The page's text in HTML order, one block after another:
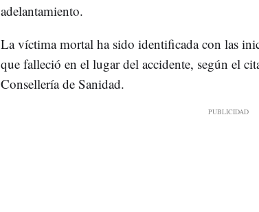
adelantamiento.
La víctima mortal ha sido identificada con las
que falleció en el lugar del accidente, según el
Consellería de Sanidad.